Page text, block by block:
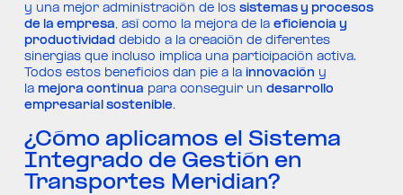
y una mejor administración de los sistemas y procesos
de la empresa, así como la mejora de la eficiencia y
productividaddebido a la creación de diferentes
sinergias que incluso implica una participación activa.
Todos estos beneficios dan pie a la innovación y
la mejora continua para conseguir un desarrollo
empresarial sostenible.
¿Cómo aplicamos el Sistema
Integrado de Gestión en
Transportes Meridian?